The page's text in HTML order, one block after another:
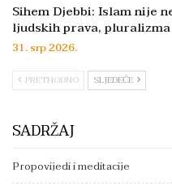
Sihem Djebbi: Islam nije
ljudskih prava,
31. srp 2026.
PRETHODNO SLJEDEĆE
SADRŽAJ
Propovijedi i meditacije